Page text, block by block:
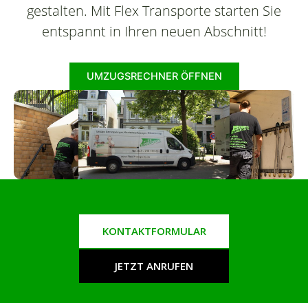
gestalten. Mit Flex Transporte starten Sie
entspannt in Ihren neuen Abschnitt!
UMZUGSRECHNER ÖFFNEN
KONTAKTFORMULAR
JETZT ANRUFEN